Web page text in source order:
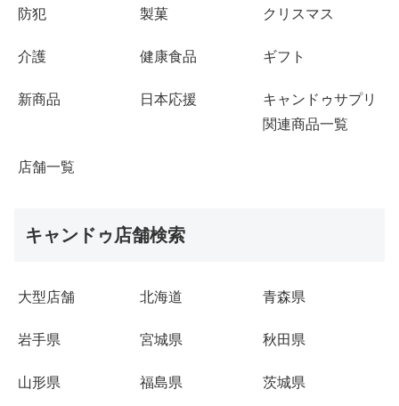
防犯 製菓 クリスマス
介護 健康食品 ギフト
新商品 日本応援
キャンドゥサプリ
関連商品一覧
店舗一覧
キャンドゥ店舗検索
大型店舗 北海道 青森県
岩手県 宮城県 秋田県
山形県 福島県 茨城県